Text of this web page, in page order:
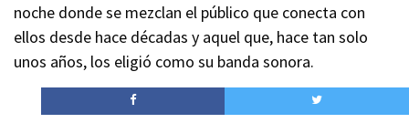
noche donde se mezclan el público que conecta con
ellos desde hace décadas y aquel que, hace tan solo
unos años, los eligió como su banda sonora.